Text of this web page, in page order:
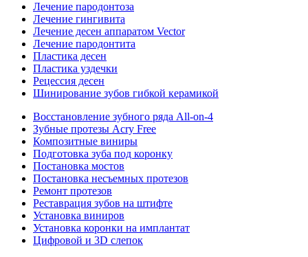
Лечение пародонтоза
Лечение гингивита
Лечение десен аппаратом Vector
Лечение пародонтита
Пластика десен
Пластика уздечки
Рецессия десен
Шинирование зубов гибкой керамикой
Восстановление зубного ряда All‑on‑4
Зубные протезы Acry Free
Композитные виниры
Подготовка зуба под коронку
Постановка мостов
Постановка несъемных протезов
Ремонт протезов
Реставрация зубов на штифте
Установка виниров
Установка коронки на имплантат
Цифровой и 3D слепок